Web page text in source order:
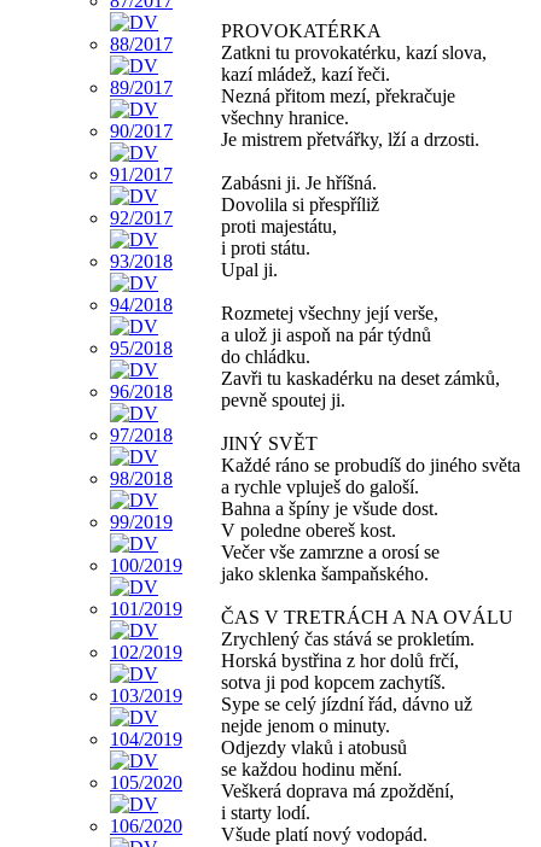
PROVOKATÉRKA
Zatkni tu provokatérku, kazí slova,
kazí mládež, kazí řeči.
Nezná přitom mezí, překračuje
všechny hranice.
Je mistrem přetvářky, lží a drzosti.
Zabásni ji. Je hříšná.
Dovolila si přespříliž
proti majestátu,
i proti státu.
Upal ji.
Rozmetej všechny její verše,
a ulož ji aspoň na pár týdnů
do chládku.
Zavři tu kaskadérku na deset zámků,
pevně spoutej ji.
JINÝ SVĚT
Každé ráno se probudíš do jiného světa
a rychle vpluješ do galoší.
Bahna a špíny je všude dost.
V poledne obereš kost.
Večer vše zamrzne a orosí se
jako sklenka šampaňského.
ČAS V TRETRÁCH A NA OVÁLU
Zrychlený čas stává se prokletím.
Horská bystřina z hor dolů frčí,
sotva ji pod kopcem zachytíš.
Sype se celý jízdní řád, dávno už
nejde jenom o minuty.
Odjezdy vlaků i atobusů
se každou hodinu mění.
Veškerá doprava má zpoždění,
i starty lodí.
Všude platí nový vodopád.